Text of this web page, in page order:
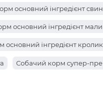
основний інгредієнт
основний інгредієнт
основний інгредієнт кролик
інгредієнт
Собачий корм супер-